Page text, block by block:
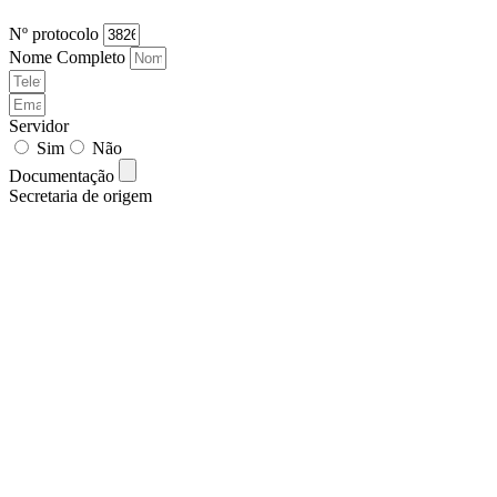
Nº protocolo
Nome Completo
Servidor
Sim
Não
Documentação
Secretaria de origem